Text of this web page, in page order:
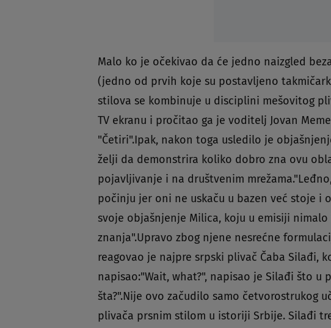
Malo ko je očekivao da će jedno naizgled
(jedno od prvih koje su postavljeno
stilova se kombinuje u disciplini mešovitog
TV ekranu i pročitao ga je voditelj Jovan
"Četiri".Ipak, nakon toga usledilo je
želji da demonstrira koliko dobro zna ovu
pojavljivanje i na društvenim
počinju jer oni ne uskaču u bazen već stoje i
svoje objašnjenje Milica, koju u emisiji
znanja".Upravo zbog njene nesrećne
reagovao je najpre srpski plivač Čaba Silađi,
napisao:"Wait, what?", napisao je Silađi što u
šta?".Nije ovo začudilo samo četvorostrukog
plivača prsnim stilom u istoriji Srbije. Silađi